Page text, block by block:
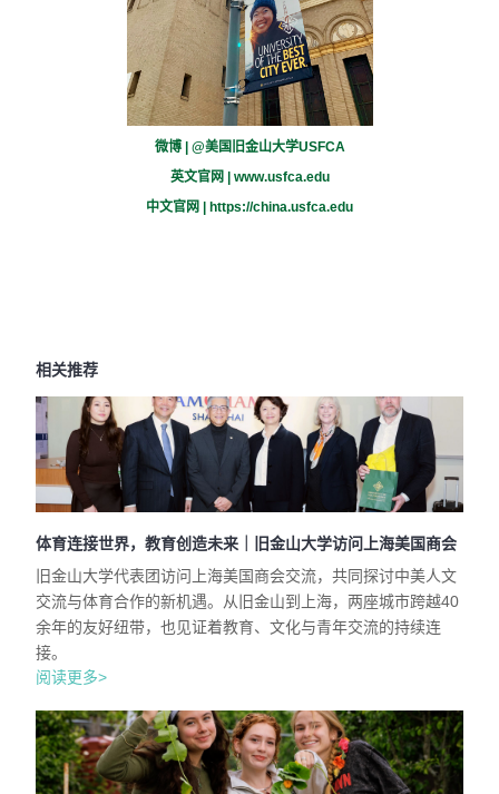
微博 | @美国旧金山大学USFCA
英文官网 | www.usfca.edu
中文官网 | https://china.usfca.edu
相关推荐
体育连接世界，教育创造未来｜旧金山大学访问上海美国商会
旧金山大学代表团访问上海美国商会交流，共同探讨中美人文
交流与体育合作的新机遇。从旧金山到上海，两座城市跨越40
余年的友好纽带，也见证着教育、文化与青年交流的持续连
接。
阅读更多>